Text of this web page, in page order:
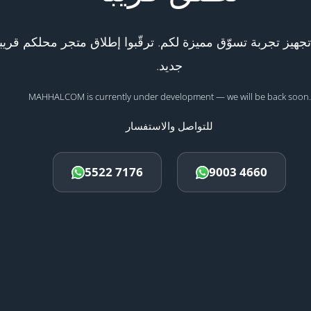
تجربة تسوّق مميزة لكم. ترقّبوا إطلاق متجر محلكم
جديد.
MAHHALCOM is currently under development — we will be back soon.
للتواصل والاستفسار
5522 7176 9003 4660